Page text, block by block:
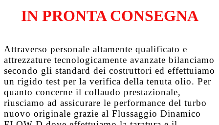
IN PRONTA CONSEGNA
Attraverso personale altamente qualificato e
attrezzature tecnologicamente avanzate bilanciamo
secondo gli standard dei costruttori ed effettuiamo
un rigido test per la verifica della tenuta olio. Per
quanto concerne il collaudo prestazionale,
riusciamo ad assicurare le performance del turbo
nuovo originale grazie al Flussaggio Dinamico